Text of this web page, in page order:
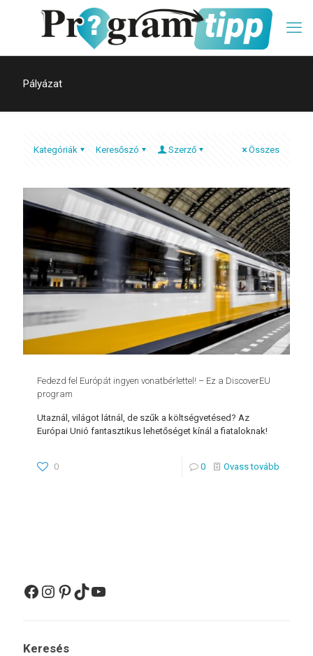
Pályázat
Kategóriák Keresőszó Szerző Összes
Fedezd fel Európát ingyen vonatbérlettel! – Ez a DiscoverEU
program
Utaznál, világot látnál, de szűk a költségvetésed? Az
Európai Unió fantasztikus lehetőséget kínál a fiataloknak!
0 0 Ovass tovább
Facebook
Instagram
Pinterest
TikTok
YouTube
Keresés